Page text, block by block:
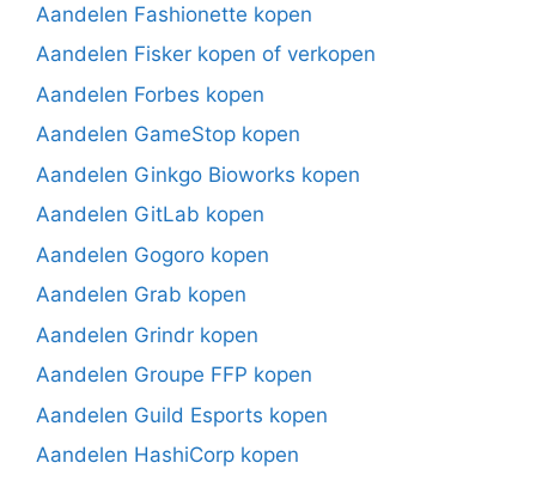
Aandelen Fashionette kopen
Aandelen Fisker kopen of verkopen
Aandelen Forbes kopen
Aandelen GameStop kopen
Aandelen Ginkgo Bioworks kopen
Aandelen GitLab kopen
Aandelen Gogoro kopen
Aandelen Grab kopen
Aandelen Grindr kopen
Aandelen Groupe FFP kopen
Aandelen Guild Esports kopen
Aandelen HashiCorp kopen